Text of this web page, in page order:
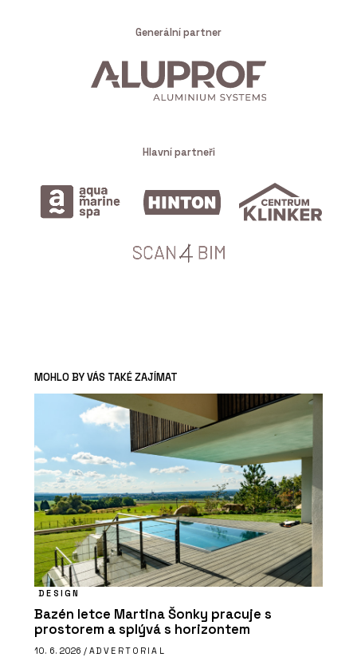
Generální partner
Hlavní partneři
MOHLO BY VÁS TAKÉ ZAJÍMAT
DESIGN
Bazén letce Martina Šonky pracuje s
prostorem a splývá s horizontem
10. 6. 2026 / ADVERTORIAL